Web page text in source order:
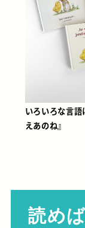
いろいろな言
えあのね』
読め